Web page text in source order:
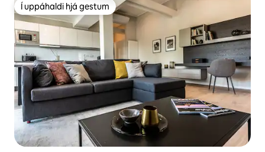
Í uppáhaldi hjá gestum
Í uppáhaldi hjá gestum